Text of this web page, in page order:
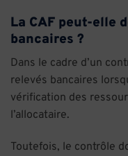
La CAF peut-elle
bancaires ?
Dans le cadre d’un
relevés bancaires
vérification des
l’allocataire.
Toutefois, le contrôle